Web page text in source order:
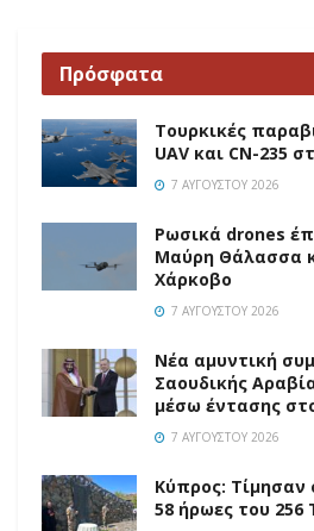
Πρόσφατα
Τουρκικές
UAV και CN-235
7 ΑΥΓΟΎΣΤΟΥ 2026
Ρωσικά drones
Μαύρη Θάλασσα
Χάρκοβο
7 ΑΥΓΟΎΣΤΟΥ 2026
Νέα αμυντική
Σαουδικής
μέσω έντασης
7 ΑΥΓΟΎΣΤΟΥ 2026
Κύπρος: Τίμησαν
58 ήρωες του 256